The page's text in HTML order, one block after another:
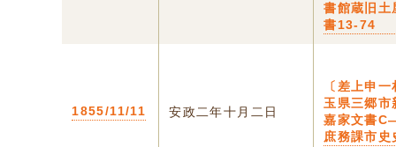
書館蔵旧土
書13-74
1855/11/11 安政二年十月二日
〔差上申
玉県三郷市
嘉家文書
庶務課市史